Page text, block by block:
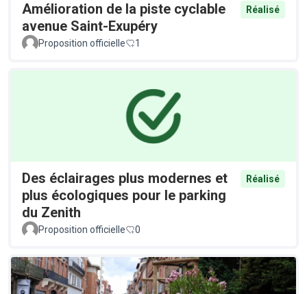
Amélioration de la piste cyclable
avenue Saint-Exupéry
Réalisé
Proposition officielle 1
Des éclairages plus modernes et
plus écologiques pour le parking
du Zenith
Réalisé
Proposition officielle 0